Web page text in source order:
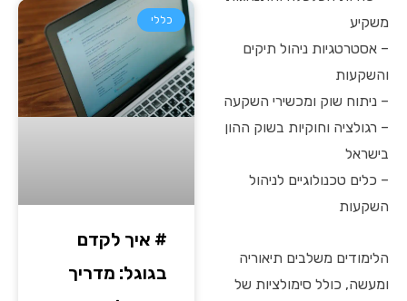
משקיע
– אסטרטגיות ניהול תיקים
והשקעות
– ניתוח שוק ומכשירי השקעה
– רגולציה וחוקיות בשוק ההון
בישראל
– כלים טכנולוגיים לניהול
השקעות
הלימודים משלבים תיאוריה
ומעשה, כולל סימולציות של
כללי
# איך לקדם
בגוגל: מדריך